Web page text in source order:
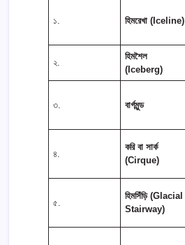
১. হিমরেখা (Iceline)
২.
হিমশৈল
(Iceberg)
৩. বার্গমুন্ড
৪.
করি বা সার্ক
(Cirque)
৫.
হিমসিঁড়ি (Glacial
Stairway)